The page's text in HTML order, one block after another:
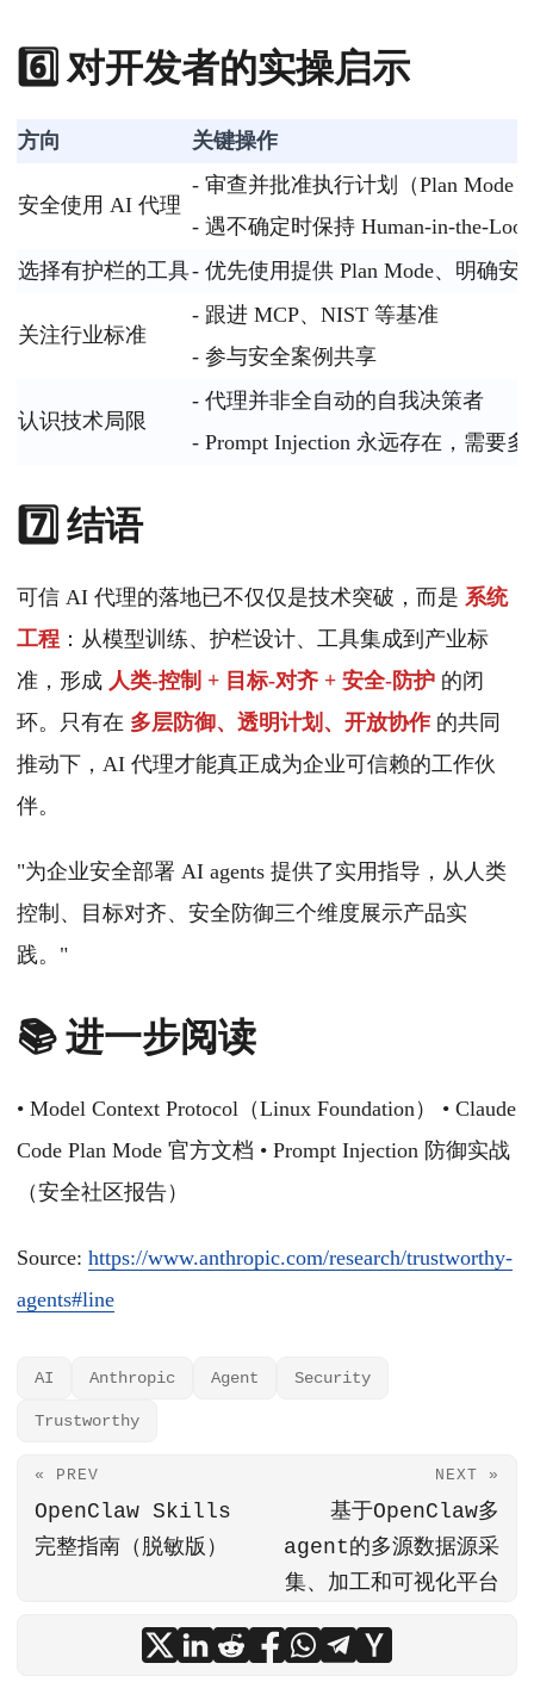
6️⃣ 对开发者的实操启示
方向 关键操作
安全使用 AI 代理
- 审查并批准执行计划（Plan Mode）
- 遇不确定时保持
选择有护栏的工具- 优先使用提供 Plan Mode、明确安
关注行业标准
- 跟进 MCP、NIST 等基准
- 参与安全案例共享
认识技术局限
- 代理并非全自动的自我决策者
- Prompt Injection 永远存在，需要
7️⃣ 结语
可信 AI 代理的落地已不仅仅是技术突破，而是 系统
工程 ：从模型训练、护栏设计、工具集成到产业标
准，形成 人类‑控制 + 目标‑对齐 + 安全‑防护 的闭
环。只有在 多层防御、透明计划、开放协作的共同
推动下，AI 代理才能真正成为企业可信赖的工作伙
伴。
"为企业安全部署 AI agents 提供了实用指导，从人类
控制、目标对齐、安全防御三个维度展示产品实
践。"
📚 进一步阅读
• Model Context Protocol（Linux Foundation） • Claude
Code Plan Mode 官方文档 • Prompt Injection 防御实战
（安全社区报告）
Source: https://www.anthropic.com/research/trustworthy-
agents#line
AI Anthropic Agent Security
Trustworthy
« PREV
OpenClaw Skills
完整指南（脱敏版）
NEXT »
基于OpenClaw多
agent的多源数据源采
集、加工和可视化平台